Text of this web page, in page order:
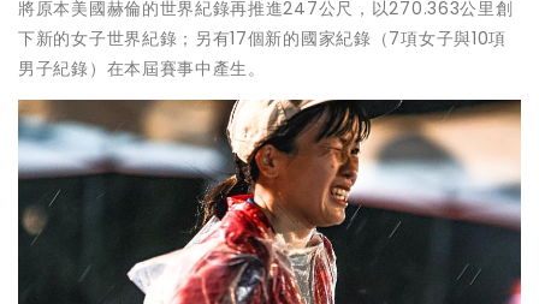
將原本美國赫倫的世界紀錄再推進247公尺，以270.363公里創
下新的女子世界紀錄；另有17個新的國家紀錄（7項女子與10項
男子紀錄）在本屆賽事中產生。